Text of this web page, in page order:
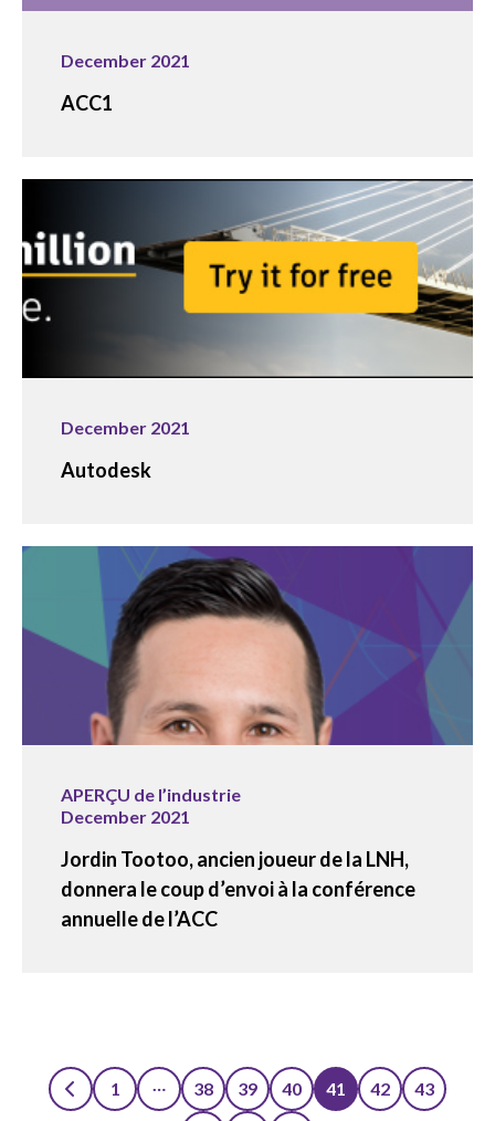
December 2021
ACC1
December 2021
Autodesk
APERÇU de l’industrie
December 2021
Jordin Tootoo, ancien joueur de la LNH,
donnera le coup d’envoi à la conférence
annuelle de l’ACC
1 … 38 39 40 41 42 43